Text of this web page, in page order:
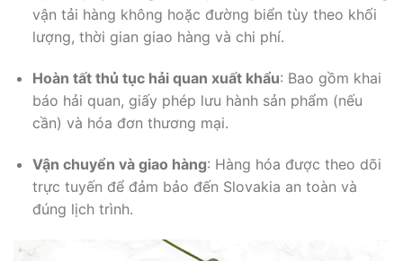
vận tải hàng không hoặc đường biển tùy theo khối
lượng, thời gian giao hàng và chi phí.
Hoàn tất thủ tục hải quan xuất khẩu: Bao gồm khai
báo hải quan, giấy phép lưu hành sản phẩm (nếu
cần) và hóa đơn thương mại.
Vận chuyển và giao hàng: Hàng hóa được theo dõi
trực tuyến để đảm bảo đến Slovakia an toàn và
đúng lịch trình.